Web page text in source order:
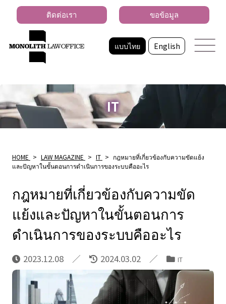
แบบไทย English
ติดต่อเรา ขอข้อมูล
IT
HOME > LAW MAGAZINE > IT > กฎหมายที่เกี่ยวข้องกับความขัดแย้ง
และปัญหาในขั้นตอนการดำเนินการของระบบคืออะไร
กฎหมายที่เกี่ยวข้องกับความขัด
แย้งและปัญหาในขั้นตอนการ
ดำเนินการของระบบคืออะไร
2023.12.08 2024.03.02 IT